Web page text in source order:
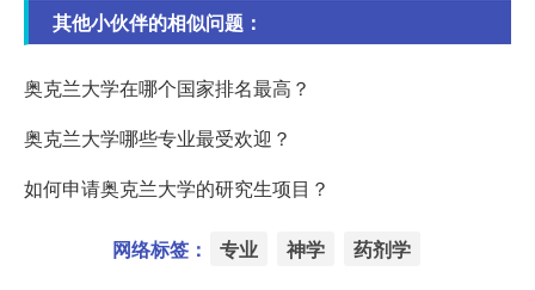
其他小伙伴的相似问题：
奥克兰大学在哪个国家排名最高？
奥克兰大学哪些专业最受欢迎？
如何申请奥克兰大学的研究生项目？
网络标签： 专业 神学 药剂学